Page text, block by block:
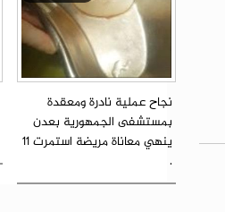
نجاح عملية نادرة ومعقدة
بمستشفى الجمهورية بعدن
ينهي معاناة مريضة استمرت 11
.